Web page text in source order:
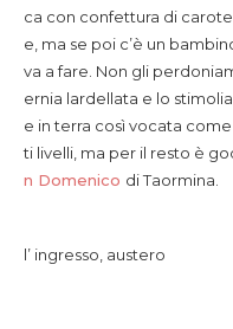
ca con confettura di
e, ma se poi c’è un
va a fare. Non gli
ernia lardellata e lo
e in terra così vocata
ti livelli, ma per il resto è
n Domenico di Taormina.
l’ ingresso, austero